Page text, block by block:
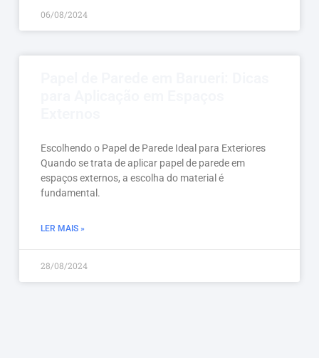
06/08/2024
Escolhendo o Papel de Parede Ideal para Exteriores
Quando se trata de aplicar papel de parede em
espaços externos, a escolha do material é
fundamental.
LER MAIS »
28/08/2024